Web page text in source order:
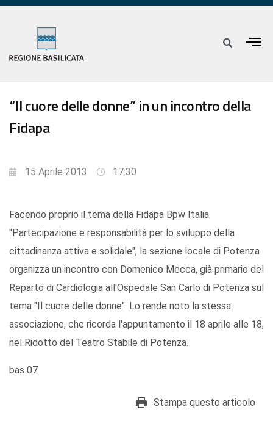
“Il cuore delle donne” in un incontro della
Fidapa
15 Aprile 2013 17:30
Facendo proprio il tema della Fidapa Bpw Italia
"Partecipazione e responsabilità per lo sviluppo della
cittadinanza attiva e solidale", la sezione locale di Potenza
organizza un incontro con Domenico Mecca, già primario del
Reparto di Cardiologia all'Ospedale San Carlo di Potenza sul
tema "Il cuore delle donne". Lo rende noto la stessa
associazione, che ricorda l'appuntamento il 18 aprile alle 18,
nel Ridotto del Teatro Stabile di Potenza.
bas 07
Stampa questo articolo